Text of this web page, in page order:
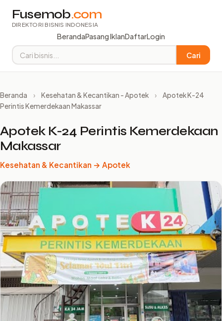
Fusemob.com
DIREKTORI BISNIS INDONESIA
BerandaPasang IklanDaftarLogin
Cari
Beranda › Kesehatan & Kecantikan - Apotek ›
Apotek K-24
Perintis Kemerdekaan Makassar
Apotek K-24 Perintis Kemerdekaan
Makassar
Kesehatan & Kecantikan → Apotek